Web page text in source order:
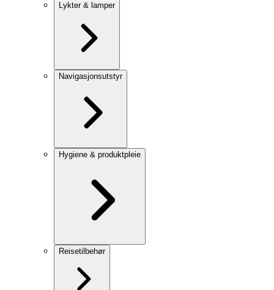
Lykter & lamper
Navigasjonsutstyr
Hygiene & produktpleie
Reisetilbehør